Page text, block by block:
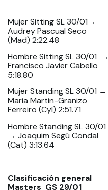
Mujer Sitting SL 30/01→
Audrey Pascual Seco
(Mad) 2:22.48
Hombre Sitting SL 30/01 →
Francisco Javier Cabello
5:18.80
Mujer Standing SL 30/01 →
Maria Martin-Granizo
Ferreiro (Cyl) 2:51.71
Hombre Standing SL 30/01
→ Joaquim Segú Condal
(Cat) 3:13.64
Clasificación general
Masters GS 29/01